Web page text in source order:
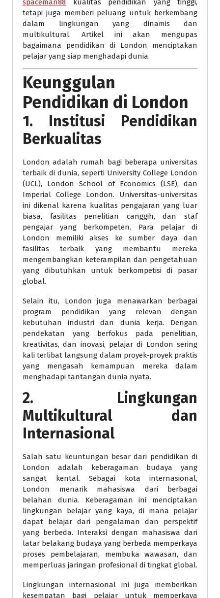
tetapi juga memberi peluang untuk berkembang
dalam lingkungan yang dinamis dan
multikultural. Artikel ini akan mengupas
bagaimana pendidikan di London menciptakan
pelajar yang siap menghadapi dunia.
Keunggulan
Pendidikan di London
1. Institusi Pendidikan
Berkualitas
London adalah rumah bagi beberapa universitas
terbaik di dunia, seperti University College London
(UCL), London School of Economics (LSE), dan
Imperial College London. Universitas-universitas
ini dikenal karena kualitas pengajaran yang luar
biasa, fasilitas penelitian canggih, dan staf
pengajar yang berkompeten. Para pelajar di
London memiliki akses ke sumber daya dan
fasilitas terbaik yang membantu mereka
mengembangkan keterampilan dan pengetahuan
yang dibutuhkan untuk berkompetisi di pasar
global.
Selain itu, London juga menawarkan berbagai
program pendidikan yang relevan dengan
kebutuhan industri dan dunia kerja. Dengan
pendekatan yang berfokus pada penelitian,
kreativitas, dan inovasi, pelajar di London sering
kali terlibat langsung dalam proyek-proyek praktis
yang mengasah kemampuan mereka dalam
menghadapi tantangan dunia nyata.
2. Lingkungan
Multikultural dan
Internasional
Salah satu keuntungan besar dari pendidikan di
London adalah keberagaman budaya yang
sangat kental. Sebagai kota internasional,
London menarik mahasiswa dari berbagai
belahan dunia. Keberagaman ini menciptakan
lingkungan belajar yang kaya, di mana pelajar
dapat belajar dari pengalaman dan perspektif
yang berbeda. Interaksi dengan mahasiswa dari
latar belakang budaya yang berbeda memperkaya
proses pembelajaran, membuka wawasan, dan
memperluas jaringan profesional di tingkat global.
Lingkungan internasional ini juga memberikan
kesempatan bagi pelajar untuk memperkaya